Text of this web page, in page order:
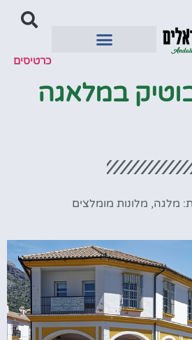
כרטיסים
במלאגה
מלגה, מלונות מומלצים